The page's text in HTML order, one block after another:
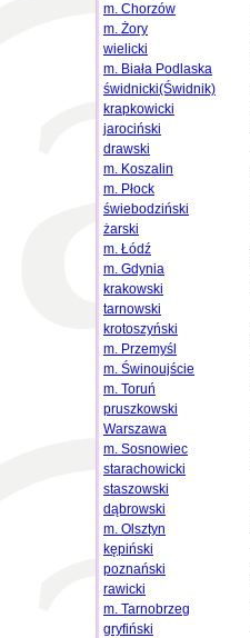
m. Chorzów
m. Żory
wielicki
m. Biała Podlaska
świdnicki(Świdnik)
krapkowicki
jarociński
drawski
m. Koszalin
m. Płock
świebodziński
żarski
m. Łódź
m. Gdynia
krakowski
tarnowski
krotoszyński
m. Przemyśl
m. Świnoujście
m. Toruń
pruszkowski
Warszawa
m. Sosnowiec
starachowicki
staszowski
dąbrowski
m. Olsztyn
kępiński
poznański
rawicki
m. Tarnobrzeg
gryfiński